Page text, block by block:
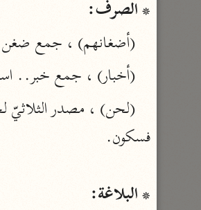
تفسير القرآن
السمعاني (٤٨٩ هـ)
الهداية إلى بلوغ النهاية
مكي بن أبي طالب (٤٣٧ هـ)
القاسمي (١٣٣٢ هـ)
* الصرف:
(أضغانهم) ، جمع ضغن
(أخبار) ، جمع خبر..
* البلاغة: